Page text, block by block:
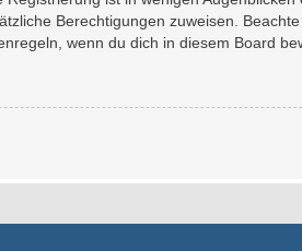
Berechtigungen zuweisen.
wenn du dich in diesem Board